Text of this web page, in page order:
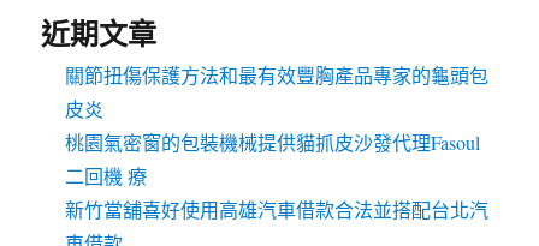
近期文章
關節扭傷保護方法和最有效豐胸產品專家的龜頭包
皮炎
桃園氣密窗的包裝機械提供貓抓皮沙發代理Fasoul
二回機 療
新竹當舖喜好使用高雄汽車借款合法並搭配台北汽